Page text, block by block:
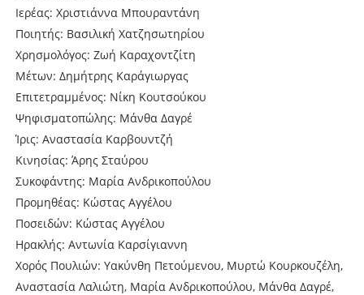
Ιερέας: Χριστιάννα Μπουραντάνη
Ποιητής: Βασιλική Χατζησωτηρίου
Χρησμολόγος: Ζωή Καραχοντζίτη
Μέτων: Δημήτρης Καράγιωργας
Επιτετραμμένος: Νίκη Κουτσούκου
Ψηφισματοπώλης: Μάνθα Δαγρέ
Ίρις: Αναστασία Καρβουντζή
Κινησίας: Άρης Σταύρου
Συκοφάντης: Μαρία Ανδρικοπούλου
Προμηθέας: Κώστας Αγγέλου
Ποσειδών: Κώστας Αγγέλου
Ηρακλής: Αντωνία Καρσίγιαννη
Χορός Πουλιών: Υακύνθη Πετούμενου, Μυρτώ Κουρκουζέλη,
Αναστασία Λαλιώτη, Μαρία Ανδρικοπούλου, Μάνθα Δαγρέ,